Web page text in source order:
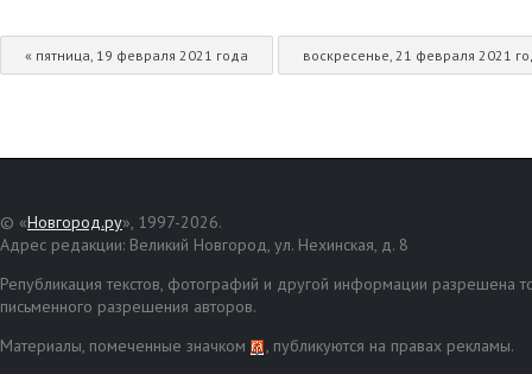
« пятница, 19 февраля 2021 года воскресенье, 21 февраля 2021
© «Новгород.ру», 1997-2026.
Адрес редакции: Великий Новгород, ул. Нехинская, д. 8
Републикация текстов, фотографий и другой информации разрешена
письменного разрешения авторов.
Материалы, помеченные значком
, публикуются на правах рекламы.